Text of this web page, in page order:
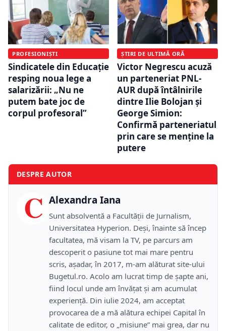
PROFESIONIȘTI
Sindicatele din Educație
resping noua lege a
salarizării: „Nu ne
putem bate joc de
corpul profesoral”
ȘTIRI DE ULTIMĂ ORĂ
Victor Negrescu acuză
un parteneriat PNL-
AUR după întâlnirile
dintre Ilie Bolojan și
George Simion:
Confirmă parteneriatul
prin care se menține la
putere
DESPRE AUTOR
C Alexandra Iana
Sunt absolventă a Facultății de Jurnalism,
Universitatea Hyperion. Deși, înainte să încep
facultatea, mă visam la TV, pe parcurs am
descoperit o pasiune tot mai mare pentru
scris, așadar, în 2017, m-am alăturat site-ului
Bugetul.ro. Acolo am lucrat timp de șapte ani,
fiind locul unde am învățat și am acumulat
experiență. Din iulie 2024, am acceptat
provocarea de a mă alătura echipei Capital în
calitate de editor, o „misiune” mai grea, dar nu